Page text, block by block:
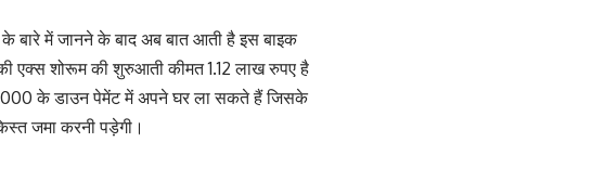
बारे में जानने के बाद अब बात आती है इस बाइक
एक्स शोरूम की शुरुआती कीमत 1.12 लाख रुपए है
के डाउन पेमेंट में अपने घर ला सकते हैं जिसके
जमा करनी पड़ेगी।